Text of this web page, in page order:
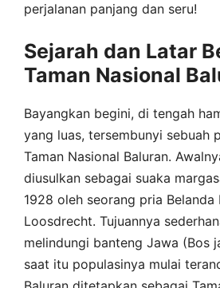
perjalanan panjang dan seru!
Sejarah dan Latar
Taman Nasional
Bayangkan begini, di tengah
yang luas, tersembunyi sebuah
Taman Nasional Baluran.
diusulkan sebagai suaka
1928 oleh seorang pria Belanda
Loosdrecht. Tujuannya
melindungi banteng Jawa (Bos
saat itu populasinya mulai